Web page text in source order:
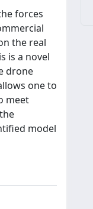
forces
the real
is a novel
drone
one to
meet
model